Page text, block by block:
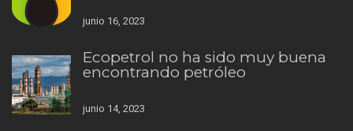
junio 16, 2023
Ecopetrol no ha sido muy buena
encontrando petróleo
junio 14, 2023